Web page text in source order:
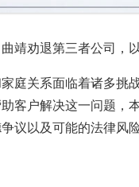
靖劝退第三者公司，
庭关系面临着诸多挑
客户解决这一问题，
议以及可能的法律风险